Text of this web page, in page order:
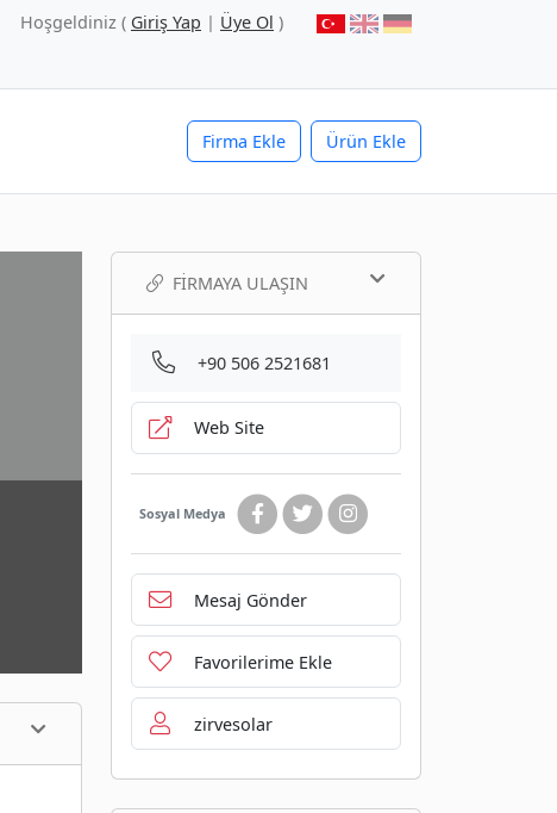
Hoşgeldiniz ( Giriş Yap | Üye Ol )
Firma Ekle Ürün Ekle
FIRMAYA ULAŞIN
+90 506 2521681
Web Site
Sosyal Medya
Mesaj Gönder
Favorilerime Ekle
zirvesolar